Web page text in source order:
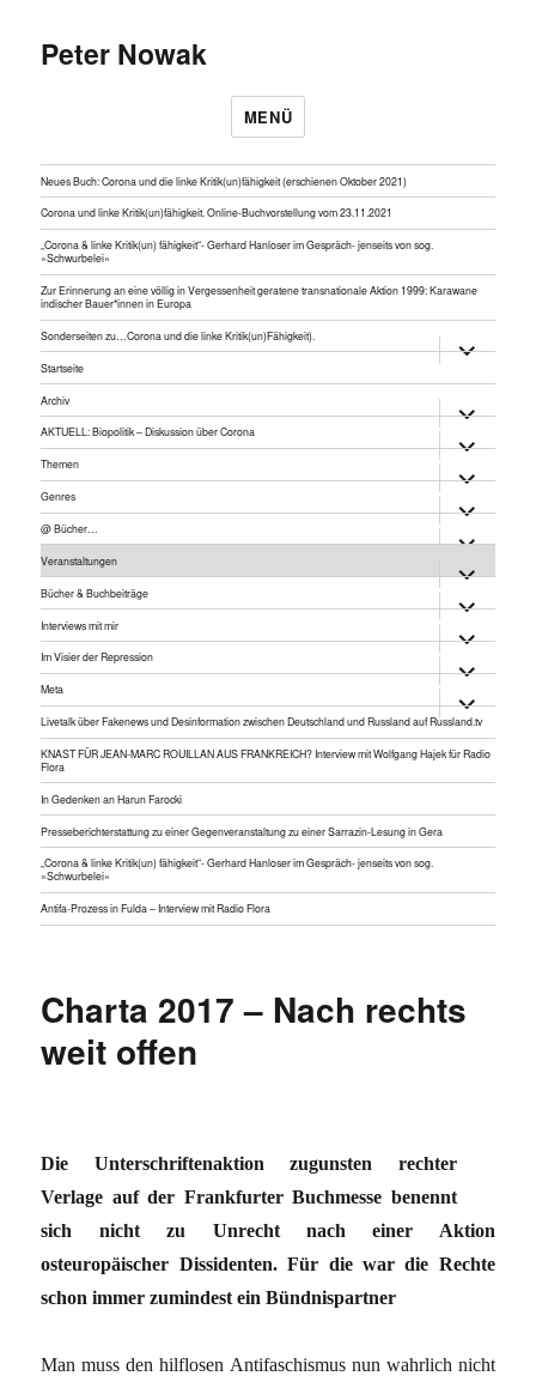
Peter Nowak
MENÜ
Neues Buch: Corona und die linke Kritik(un)fähigkeit (erschienen Oktober 2021)
Corona und linke Kritik(un)fähigkeit. Online-Buchvorstellung vom 23.11.2021
„Corona & linke Kritik(un) fähigkeit“- Gerhard Hanloser im Gespräch- jenseits von sog.
»Schwurbelei«
Zur Erinnerung an eine völlig in Vergessenheit geratene transnationale Aktion 1999: Karawane
indischer Bauer*innen in Europa
Sonderseiten zu…Corona und die linke Kritik(un)Fähigkeit).
anzeigen
Startseite
Archiv
anzeigen
AKTUELL: Biopolitik – Diskussion über Corona
anzeigen
Themen
anzeigen
Genres
anzeigen
@ Bücher…
Veranstaltungen
anzeigen
Bücher & Buchbeiträge
anzeigen
Interviews mit mir
anzeigen
Im Visier der Repression
anzeigen
Meta
anzeigen
Livetalk über Fakenews und Desinformation zwischen Deutschland und Russland auf Russland.tv
KNAST FÜR JEAN-MARC ROUILLAN AUS FRANKREICH? Interview mit Wolfgang Hajek für Radio
Flora
In Gedenken an Harun Farocki
Presseberichterstattung zu einer Gegenveranstaltung zu einer Sarrazin-Lesung in Gera
„Corona & linke Kritik(un) fähigkeit“- Gerhard Hanloser im Gespräch- jenseits von sog.
»Schwurbelei«
Antifa-Prozess in Fulda – Interview mit Radio Flora
Charta 2017 – Nach rechts
weit offen
Die Unterschriftenaktion zugunsten rechter
Verlage auf der Frankfurter Buchmesse benennt
sich nicht zu Unrecht nach einer Aktion
osteuropäischer Dissidenten. Für die war die Rechte
schon immer zumindest ein Bündnispartner
Man muss den hilflosen Antifaschismus nun wahrlich nicht